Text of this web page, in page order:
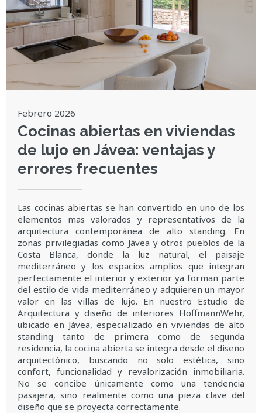
Febrero 2026
Cocinas abiertas en viviendas
de lujo en Jávea: ventajas y
errores frecuentes
Las cocinas abiertas se han convertido en uno de los
elementos mas valorados y representativos de la
arquitectura contemporánea de alto standing. En
zonas privilegiadas como Jávea y otros pueblos de la
Costa Blanca, donde la luz natural, el paisaje
mediterráneo y los espacios amplios que integran
perfectamente el interior y exterior ya forman parte
del estilo de vida mediterráneo y adquieren un mayor
valor en las villas de lujo. En nuestro Estudio de
Arquitectura y diseño de interiores HoffmannWehr,
ubicado en Jávea, especializado en viviendas de alto
standing tanto de primera como de segunda
residencia, la cocina abierta se integra desde el diseño
arquitectónico, buscando no solo estética, sino
confort, funcionalidad y revalorización inmobiliaria.
No se concibe únicamente como una tendencia
pasajera, sino realmente como una pieza clave del
diseño que se proyecta correctamente.